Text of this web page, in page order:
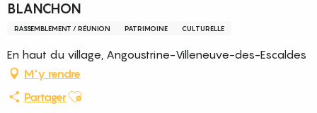
BLANCHON
RASSEMBLEMENT / RÉUNION PATRIMOINE CULTURELLE
En haut du village, Angoustrine-Villeneuve-des-Escaldes
M'y rendre
PartagerAjouter aux favoris